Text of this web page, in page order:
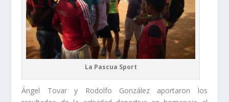
La Pascua Sport
Ángel Tovar y Rodolfo González aportaron los